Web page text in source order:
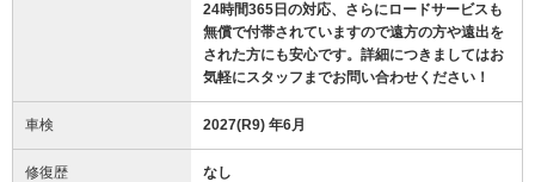
24時間365日の対応、さらにロードサービスも
無償で付帯されていますので遠方の方や遠出を
された方にも安心です。詳細につきましてはお
気軽にスタッフまでお問い合わせください！
車検 2027(R9) 年6月
修復歴 なし